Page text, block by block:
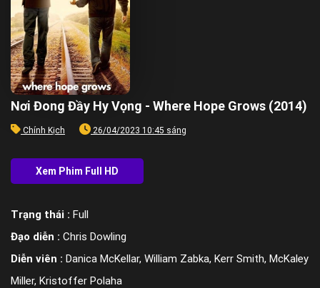
Nơi Đong Đầy Hy Vọng - Where Hope Grows (2014)
Chính Kịch 26/04/2023 10:45 sáng
Trạng thái : Full
Đạo diễn : Chris Dowling
Diễn viên : Danica McKellar, William Zabka, Kerr Smith, McKaley
Miller, Kristoffer Polaha